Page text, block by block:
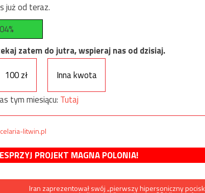
już od teraz.
zatem do jutra, wspieraj nas od dzisiaj.
100 zł
Inna kwota
tym miesiącu: Tutaj
litwin.pl
PROJEKT MAGNA POLONIA!
Iran zaprezentował swój „pierwszy hipersoniczny pocisk